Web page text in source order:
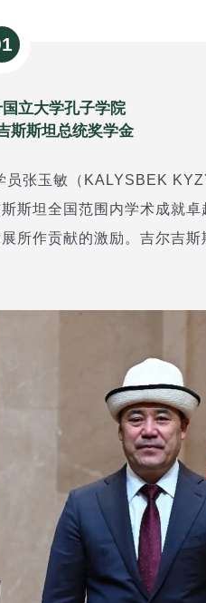
立大学孔子学院
斯斯坦总统奖学金
员张玉敏（KALYSBEK
斯坦全国范围内学术成就卓
所作贡献的激励。吉尔吉斯